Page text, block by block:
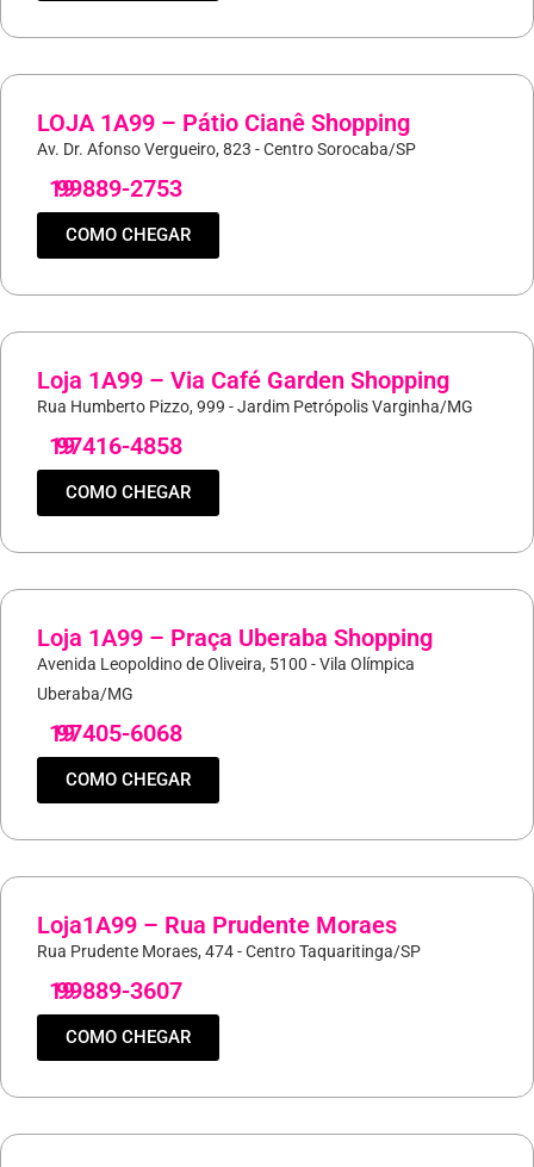
LOJA 1A99 – Pátio Cianê Shopping
Av. Dr. Afonso Vergueiro, 823 - Centro Sorocaba/SP
19
99889-2753
COMO CHEGAR
Loja 1A99 – Via Café Garden Shopping
Rua Humberto Pizzo, 999 - Jardim Petrópolis Varginha/MG
19
97416-4858
COMO CHEGAR
Loja 1A99 – Praça Uberaba Shopping
Avenida Leopoldino de Oliveira, 5100 - Vila Olímpica
Uberaba/MG
19
97405-6068
COMO CHEGAR
Loja1A99 – Rua Prudente Moraes
Rua Prudente Moraes, 474 - Centro Taquaritinga/SP
19
99889-3607
COMO CHEGAR